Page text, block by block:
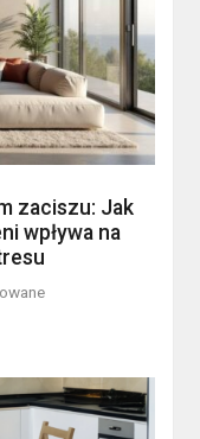
zaciszu: Jak
wpływa na